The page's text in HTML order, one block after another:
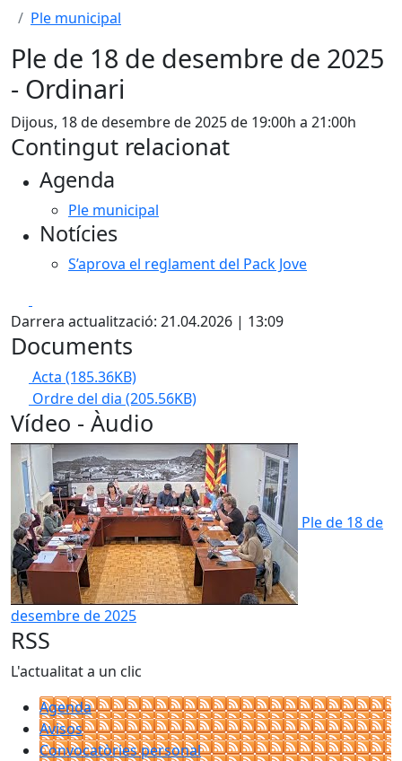
Ple municipal
Ple de 18 de desembre de 2025
- Ordinari
Dijous, 18 de desembre de 2025 de 19:00h a 21:00h
Contingut relacionat
Agenda
Ple municipal
Notícies
S’aprova el reglament del Pack Jove
Darrera actualització: 21.04.2026 | 13:09
Documents
Acta (185.36KB)
Ordre del dia (205.56KB)
Vídeo - Àudio
Ple de 18 de
desembre de 2025
RSS
L'actualitat a un clic
Agenda
Avisos
Convocatòries personal